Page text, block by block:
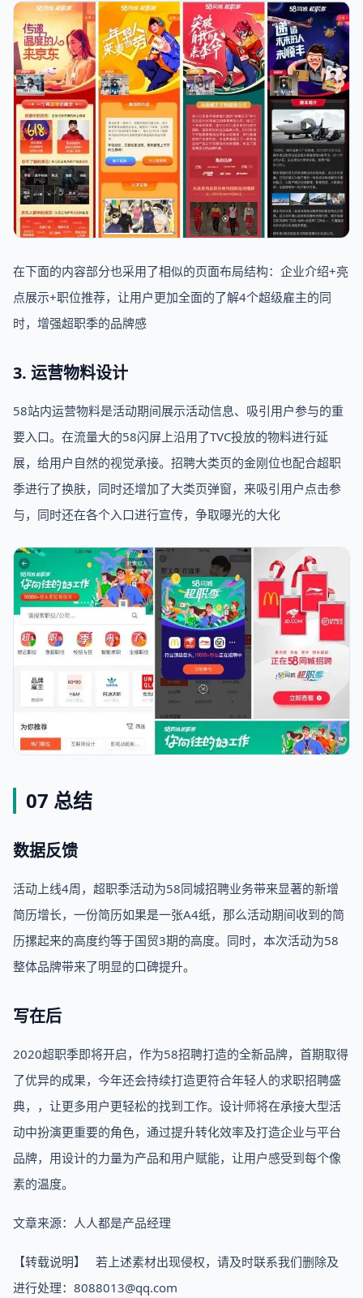
在下面的内容部分也采用了相似的页面布局结构：企业介绍+亮
点展示+职位推荐，让用户更加全面的了解4个超级雇主的同
时，增强超职季的品牌感
3. 运营物料设计
58站内运营物料是活动期间展示活动信息、吸引用户参与的重
要入口。在流量大的58闪屏上沿用了TVC投放的物料进行延
展，给用户自然的视觉承接。招聘大类页的金刚位也配合超职
季进行了换肤，同时还增加了大类页弹窗，来吸引用户点击参
与，同时还在各个入口进行宣传，争取曝光的大化
07 总结
数据反馈
活动上线4周，超职季活动为58同城招聘业务带来显著的新增
简历增长，一份简历如果是一张A4纸，那么活动期间收到的简
历摞起来的高度约等于国贸3期的高度。同时，本次活动为58
整体品牌带来了明显的口碑提升。
写在后
2020超职季即将开启，作为58招聘打造的全新品牌，首期取得
了优异的成果，今年还会持续打造更符合年轻人的求职招聘盛
典，，让更多用户更轻松的找到工作。设计师将在承接大型活
动中扮演更重要的角色，通过提升转化效率及打造企业与平台
品牌，用设计的力量为产品和用户赋能，让用户感受到每个像
素的温度。
文章来源：人人都是产品经理
【转载说明】 若上述素材出现侵权，请及时联系我们删除及
进行处理：8088013@qq.com